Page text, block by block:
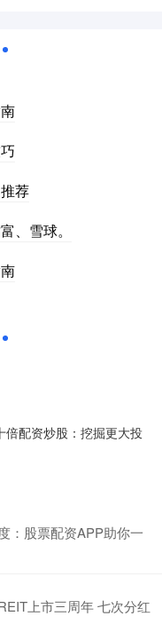
荐
、雪球。
倍配资炒股：挖掘更大投
：股票配资APP助你一
上市三周年 七次分红